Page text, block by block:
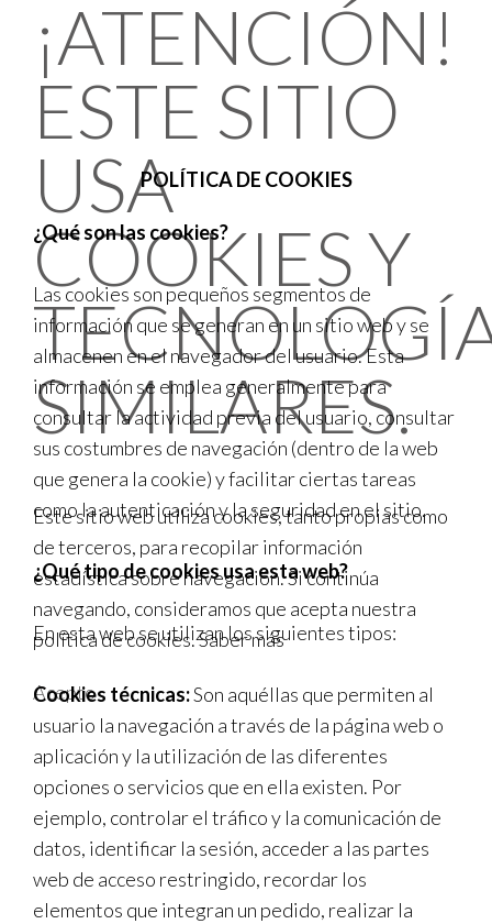
¡ATENCIÓN!
ESTE SITIO
USA
COOKIES Y
SIMILARES.
Este sitio web utiliza cookies, tanto propias como
de terceros, para recopilar información
estadística sobre navegación. Si continúa
navegando, consideramos que acepta nuestra
política de cookies.Saber más
Acepto
POLÍTICA DE COOKIES
¿Qué son las cookies?
Las cookies son pequeños segmentos de
información que se generan en un sitio web y se
almacenen en el navegador del usuario. Esta
información se emplea generalmente para
consultar la actividad previa del usuario, consultar
sus costumbres de navegación (dentro de la web
que genera la cookie) y facilitar ciertas tareas
como la autenticación y la seguridad en el sitio.
¿Qué tipo de cookies usa esta web?
En esta web se utilizan los siguientes tipos:
Cookies técnicas:Son aquéllas que permiten al
usuario la navegación a través de la página web o
aplicación y la utilización de las diferentes
opciones o servicios que en ella existen. Por
ejemplo, controlar el tráfico y la comunicación de
datos, identificar la sesión, acceder a las partes
web de acceso restringido, recordar los
elementos que integran un pedido, realizar la